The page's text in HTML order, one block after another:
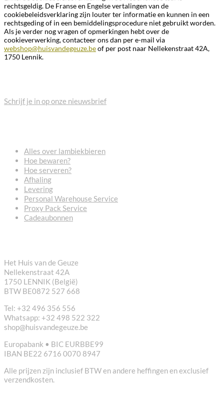
rechtsgeldig. De Franse en Engelse vertalingen van de
cookiebeleidsverklaring zijn louter ter informatie en kunnen in een
rechtsgeding of in een bemiddelingsprocedure niet gebruikt worden.
Als je verder nog vragen of opmerkingen hebt over de
cookieverwerking, contacteer ons dan per e-mail via
webshop@huisvandegeuze.beof per post naar Nellekenstraat 42A,
1750 Lennik.
Schrijf je in op onze nieuwsbrief
Alles over lambiekbieren
Hoe bewaren?
Hoe serveren?
Afhaling
Levering
Personal Warehouse Service
Proxy Pack Service
Cadeaubonnen
Het Huis van de Geuze
Nellekenstraat 42A
1750 LENNIK (België)
BTW BE0872 527 668
Tel: +32 496 356 556
Whatsapp: +32 498 522 322
shop@huisvandegeuze.be
Europabank • BIC EURBBE99
IBAN BE22 6716 0070 8947
Alle prijzen zijn inclusief BTW en andere heffingen en exclusief
verzendkosten.